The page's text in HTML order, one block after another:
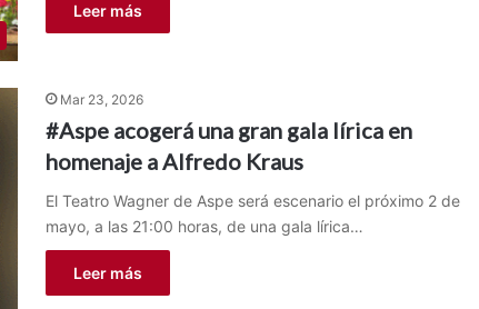
Leer más
Mar 23, 2026
#Aspe acogerá una gran gala lírica en
homenaje a Alfredo Kraus
El Teatro Wagner de Aspe será escenario el próximo 2 de
mayo, a las 21:00 horas, de una gala lírica…
Leer más